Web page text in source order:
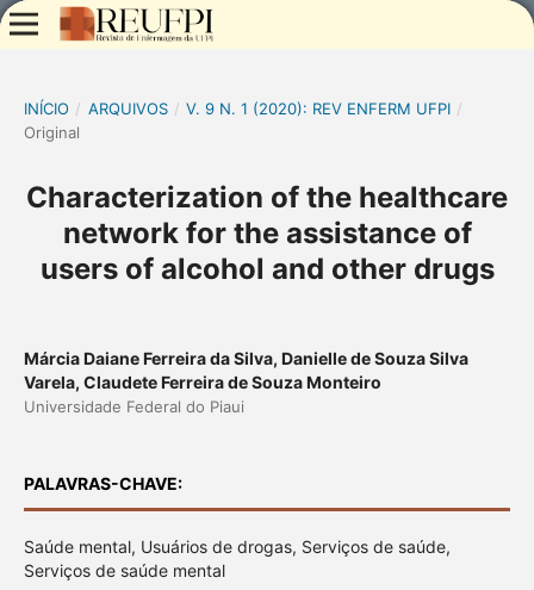
INÍCIO / ARQUIVOS / V. 9 N. 1 (2020): REV ENFERM UFPI /
Original
Characterization of the healthcare
network for the assistance of
users of alcohol and other drugs
Márcia Daiane Ferreira da Silva, Danielle de Souza Silva
Varela, Claudete Ferreira de Souza Monteiro
Universidade Federal do Piaui
PALAVRAS-CHAVE:
Saúde mental, Usuários de drogas, Serviços de saúde,
Serviços de saúde mental